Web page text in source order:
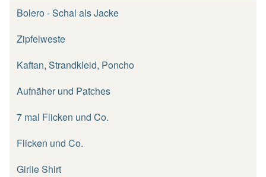
Bolero - Schal als Jacke
Zipfelweste
Kaftan, Strandkleid, Poncho
Aufnäher und Patches
7 mal Flicken und Co.
Flicken und Co.
Girlie Shirt